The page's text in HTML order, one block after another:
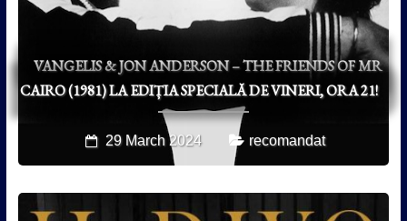
VANGELIS & JON ANDERSON – THE FRIENDS OF MR
CAIRO (1981) LA EDIȚIA SPECIALĂ DE VINERI, ORA 21!
29 March 2024 recomandat